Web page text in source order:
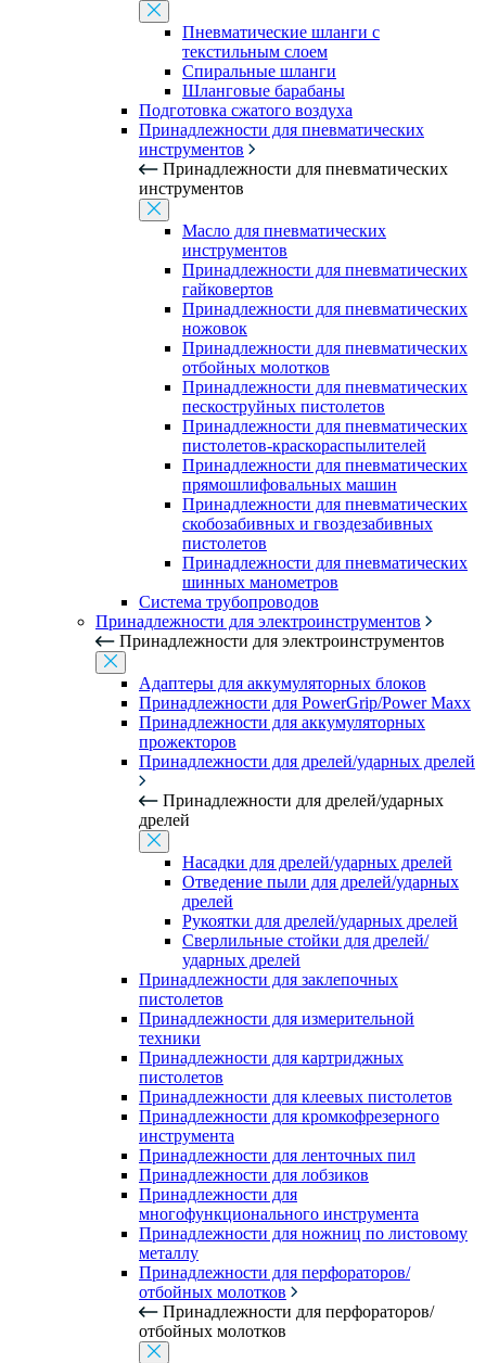
Пневматические шланги с
текстильным слоем
Спиральные шланги
Шланговые барабаны
Подготовка сжатого воздуха
Принадлежности для пневматических
инструментов
Принадлежности для пневматических
инструментов
Масло для пневматических
инструментов
Принадлежности для пневматических
гайковертов
Принадлежности для пневматических
ножовок
Принадлежности для пневматических
отбойных молотков
Принадлежности для пневматических
пескоструйных пистолетов
Принадлежности для пневматических
пистолетов-краскораспылителей
Принадлежности для пневматических
прямошлифовальных машин
Принадлежности для пневматических
скобозабивных и гвоздезабивных
пистолетов
Принадлежности для пневматических
шинных манометров
Система трубопроводов
Принадлежности для электроинструментов
Принадлежности для электроинструментов
Адаптеры для аккумуляторных блоков
Принадлежности для PowerGrip/Power Maxx
Принадлежности для аккумуляторных
прожекторов
Принадлежности для дрелей/ударных дрелей
Принадлежности для дрелей/ударных
дрелей
Насадки для дрелей/ударных дрелей
Отведение пыли для дрелей/ударных
дрелей
Рукоятки для дрелей/ударных дрелей
Сверлильные стойки для дрелей/
ударных дрелей
Принадлежности для заклепочных
пистолетов
Принадлежности для измерительной
техники
Принадлежности для картриджных
пистолетов
Принадлежности для клеевых пистолетов
Принадлежности для кромкофрезерного
инструмента
Принадлежности для ленточных пил
Принадлежности для лобзиков
Принадлежности для
многофункционального инструмента
Принадлежности для ножниц по листовому
металлу
Принадлежности для перфораторов/
отбойных молотков
Принадлежности для перфораторов/
отбойных молотков